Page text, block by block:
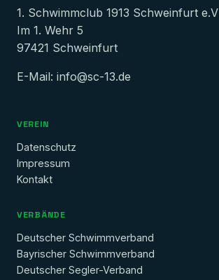
1. Schwimmclub 1913 Schweinfurt e.V
Im 1. Wehr 5
97421 Schweinfurt
E-Mail: info@sc-13.de
VEREIN
Datenschutz
Impressum
Kontakt
VERBÄNDE
Deutscher Schwimmverband
Bayrischer Schwimmverband
Deutscher Segler-Verband